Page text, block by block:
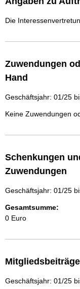
Die
Zuwendungen
Hand
Geschäftsjahr: 01/25
Keine Zuwendungen
Schenkungen
Zuwendungen
Geschäftsjahr: 01/25
Gesamtsumme:
0 Euro
Mitgliedsbeiträge
Geschäftsjahr: 01/25